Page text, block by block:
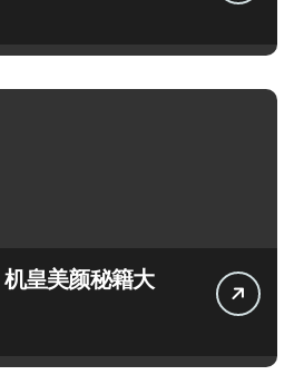
皇美颜秘籍大